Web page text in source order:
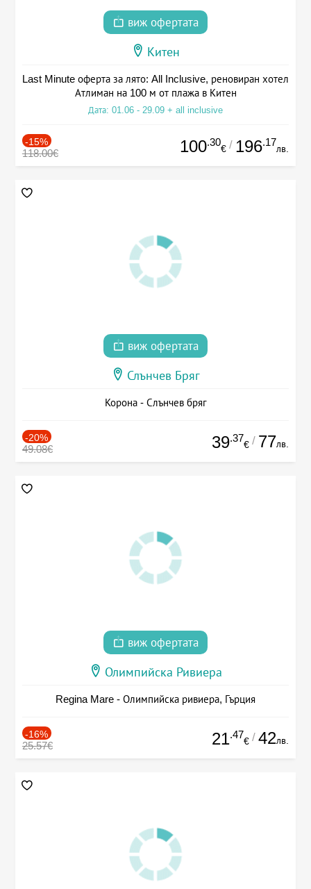
виж офертата
Китен
Last Minute оферта за лято: All Inclusive, реновиран хотел
Атлиман на 100 м от плажа в Китен
Дата: 01.06 - 29.09 + all inclusive
-15%
118.00€ 100.30
€ / 196.17
лв.
виж офертата
Слънчев Бряг
Корона - Слънчев бряг
-20%
49.08€ 39.37
€ / 77лв.
виж офертата
Олимпийска Ривиера
Regina Mare - Олимпийска ривиера, Гърция
-16%
25.57€ 21.47
€ / 42лв.